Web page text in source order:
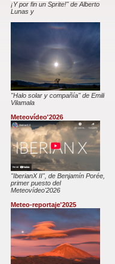
¡Y por fin un Sprite!" de Alberto
Lunas y
"Halo solar y compañía" de Emili
Vilamala
Meteovídeo'2026
"IberianX II", de Benjamín Porée,
primer puesto del
Meteovídeo'2026
Meteo-reportaje'2025